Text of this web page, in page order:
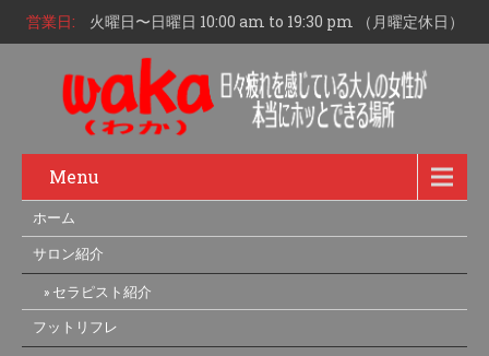
営業日: 火曜日〜日曜日 10:00 am to 19:30 pm （月曜定休日）
Menu
ホーム
サロン紹介
セラピスト紹介
フットリフレ